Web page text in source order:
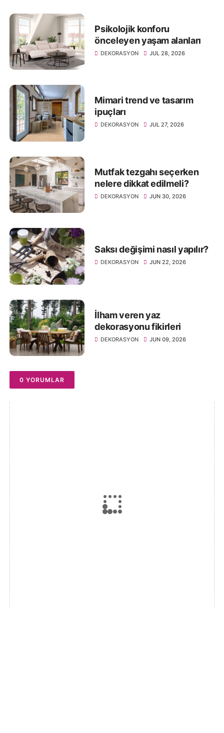
Psikolojik konforu
önceleyen yaşam alanları
DEKORASYON JUL 28, 2026
Mimari trend ve tasarım
ipuçları
DEKORASYON JUL 27, 2026
Mutfak tezgahı seçerken
nelere dikkat edilmeli?
DEKORASYON JUN 30, 2026
Saksı değişimi nasıl yapılır?
DEKORASYON JUN 22, 2026
İlham veren yaz
dekorasyonu fikirleri
DEKORASYON JUN 09, 2026
0 YORUMLAR